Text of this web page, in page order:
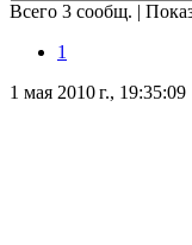
Всего 3 сообщ. |
1
1 мая 2010 г., 19:35:09